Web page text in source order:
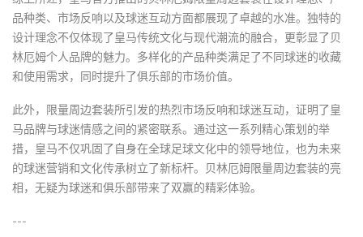
品种类、市场反响以及球迷互动方面都展现了卓越的水准。独特的
设计理念不仅体现了皇马传统文化与现代潮流的融合，更彰显了贝
林厄姆个人品牌的魅力。多样化的产品种类满足了不同球迷的收藏
和使用需求，同时提升了俱乐部的市场价值。
此外，限量周边套装所引发的热烈市场反响和球迷互动，证明了皇
马品牌与球迷情感之间的紧密联系。通过这一系列精心策划的举
措，皇马不仅巩固了自身在全球足球文化中的领导地位，也为未来
的球迷营销和文化传承树立了新标杆。贝林厄姆限量周边套装的亮
相，无疑为球迷和俱乐部带来了双赢的精彩体验。
---